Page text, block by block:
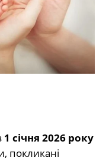
1 січня 2026 року
покликані